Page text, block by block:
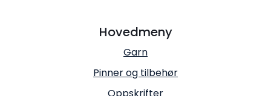
Hovedmeny
Garn
Pinner og tilbehør
Oppskrifter